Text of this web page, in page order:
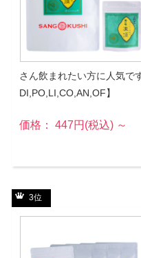
さん飲まれたい方に人気で
DI,PO,LI,CO,AN,OF】
価格： 447円(税込) ～
3位